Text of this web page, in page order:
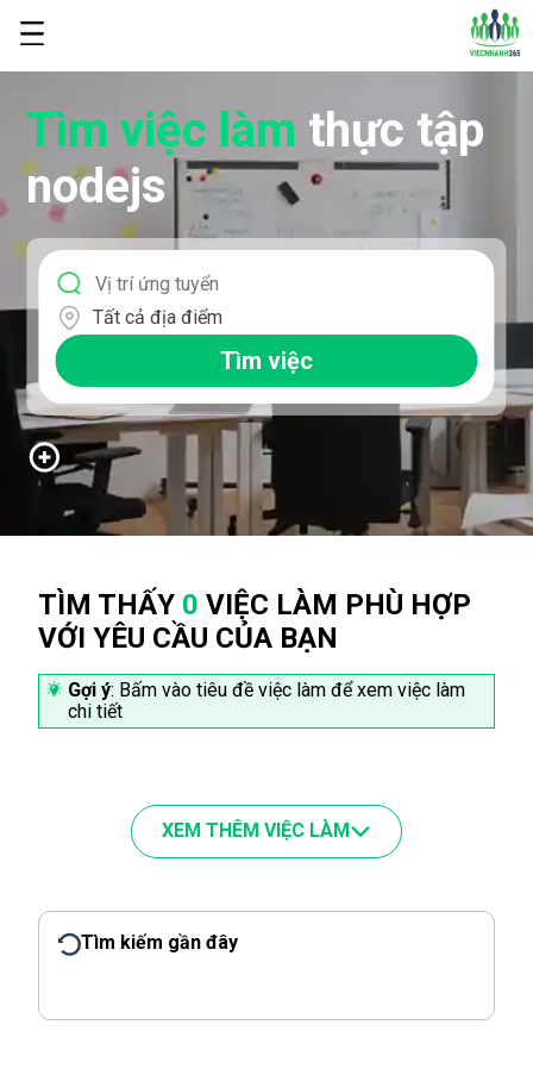
Tìm việc làm thực tập
nodejs
Tất cả địa điểm
Tìm việc
TÌM THẤY 0 VIỆC LÀM PHÙ HỢP
VỚI YÊU CẦU CỦA BẠN
Gợi ý: Bấm vào tiêu đề việc làm để xem việc làm
chi tiết
XEM THÊM VIỆC LÀM
Tìm kiếm gần đây